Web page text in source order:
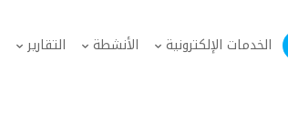
الخدمات الإلكترونية الأنشطة التقارير